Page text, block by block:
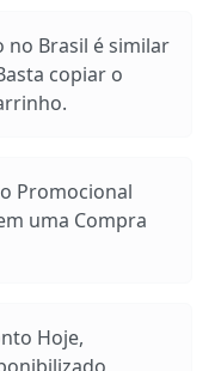
no Brasil é similar
copiar o
Promocional
uma Compra
Hoje,